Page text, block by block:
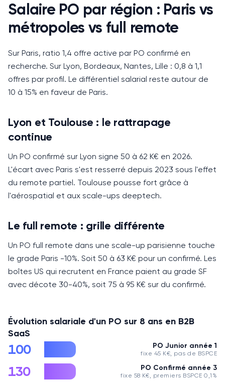
Salaire PO par région : Paris vs
métropoles vs full remote
Sur Paris, ratio 1,4 offre active par PO confirmé en
recherche. Sur Lyon, Bordeaux, Nantes, Lille : 0,8 à 1,1
offres par profil. Le différentiel salarial reste autour de
10 à 15% en faveur de Paris.
Lyon et Toulouse : le rattrapage
continue
Un PO confirmé sur Lyon signe 50 à 62 K€ en 2026.
L'écart avec Paris s'est resserré depuis 2023 sous l'effet
du remote partiel. Toulouse pousse fort grâce à
l'aérospatial et aux scale-ups deeptech.
Le full remote : grille différente
Un PO full remote dans une scale-up parisienne touche
le grade Paris -10%. Soit 50 à 63 K€ pour un confirmé. Les
boîtes US qui recrutent en France paient au grade SF
avec décote 30-40%, soit 75 à 95 K€ sur du confirmé.
Évolution salariale d'un PO sur 8 ans en B2B
SaaS
100 PO Junior année 1
fixe 45 K€, pas de BSPCE
130 PO Confirmé année 3
fixe 58 K€, premiers BSPCE 0,1%